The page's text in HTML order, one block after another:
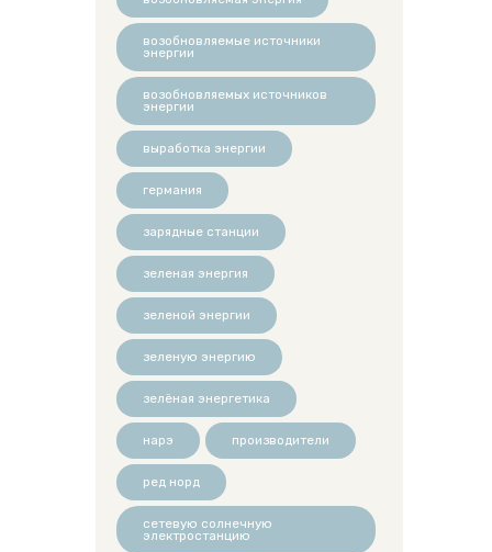
возобновляемые источники
энергии
возобновляемых источников
энергии
выработка энергии
германия
зарядные станции
зеленая энергия
зеленой энергии
зеленую энергию
зелёная энергетика
нарэ производители
ред норд
сетевую солнечную
электростанцию